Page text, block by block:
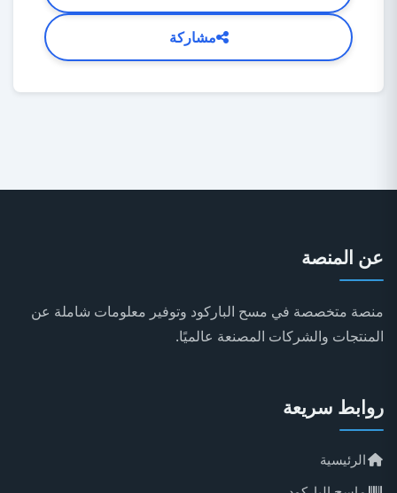
مشاركة
عن المنصة
منصة متخصصة في مسح الباركود وتوفير معلومات شاملة عن
المنتجات والشركات المصنعة عالميًا.
روابط سريعة
الرئيسية